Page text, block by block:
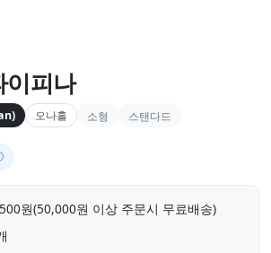
이피나
오나홀 소형 스탠다드
원(50,000원 이상 주문시 무료배송)